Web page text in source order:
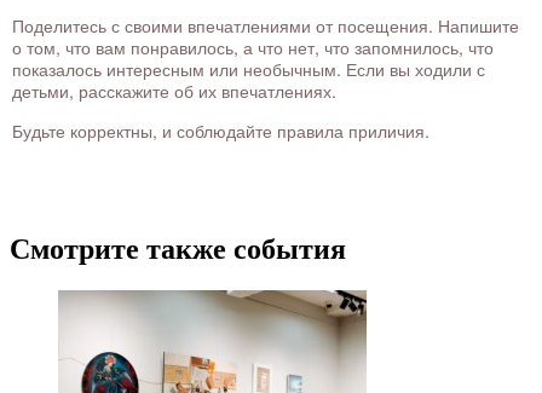
Поделитесь с своими впечатлениями от посещения. Напишите
о том, что вам понравилось, а что нет, что запомнилось, что
показалось интересным или необычным. Если вы ходили с
детьми, расскажите об их впечатлениях.
Будьте корректны, и соблюдайте правила приличия.
Смотрите также события